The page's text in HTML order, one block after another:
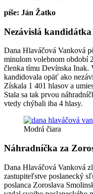
píše: Ján Žatko
Nezávislá
Dana Hlaváčová Vanková
minulom volebnom období
členka tímu Devínska
kandidovala opäť ako
Získala 1 401 hlasov a
Stala sa tak prvou
vtedy chýbali iba 4 hlasy.
Modrá čiara
Náhradníčka za
Dana Hlaváčová Vanková
zastupiteľstve poslanecký
poslanca Zoroslava